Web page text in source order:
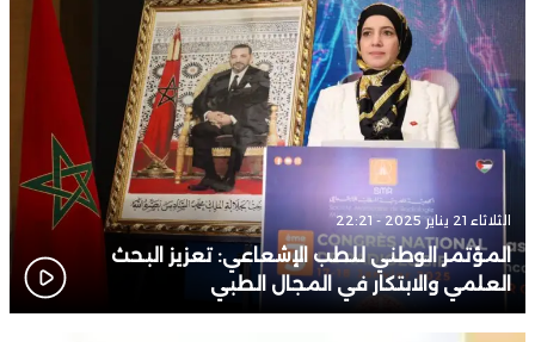
الثلاثاء 21 يناير 2025 - 22:21
المؤتمر الوطني للطب الإشعاعي: تعزيز البحث
العلمي والابتكار في المجال الطبي